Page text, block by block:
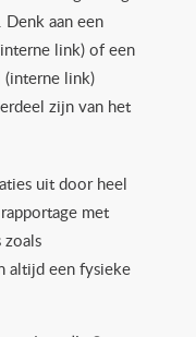
aan een
link) of een
(interne link)
zijn van het
uit door heel
met
zoals
altijd een fysieke